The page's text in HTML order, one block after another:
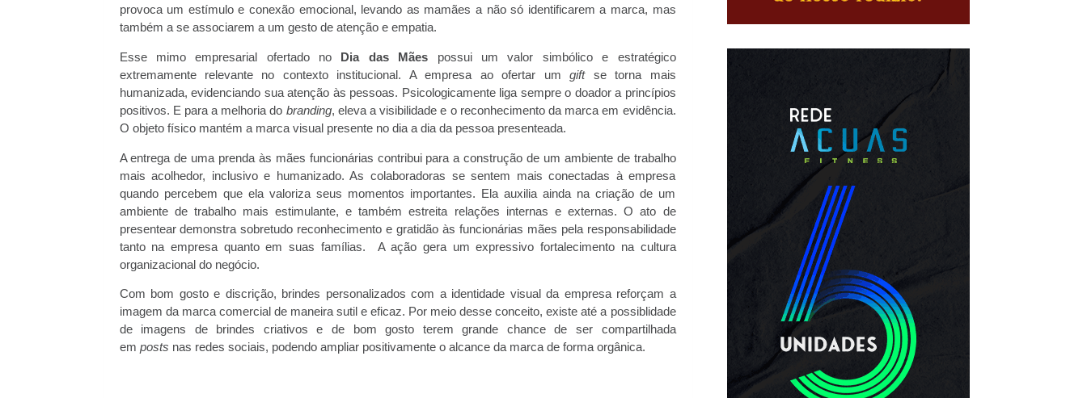
provoca um estímulo e conexão emocional, levando as mamães a não só identificarem a marca, mas
também a se associarem a um gesto de atenção e empatia.
Esse mimo empresarial ofertado no Dia das Mães possui um valor simbólico e estratégico
extremamente relevante no contexto institucional. A empresa ao ofertar umgift se torna mais
humanizada, evidenciando sua atenção às pessoas. Psicologicamente liga sempre o doador a princípios
positivos. E para a melhoria do branding, eleva a visibilidade e o reconhecimento da marca em evidência.
O objeto físico mantém a marca visual presente no dia a dia da pessoa presenteada.
A entrega de uma prenda às mães funcionárias contribui para a construção de um ambiente de trabalho
mais acolhedor, inclusivo e humanizado. As colaboradoras se sentem mais conectadas à empresa
quando percebem que ela valoriza seus momentos importantes. Ela auxilia ainda na criação de um
ambiente de trabalho mais estimulante, e também estreita relações internas e externas. O ato de
presentear demonstra sobretudo reconhecimento e gratidão às funcionárias mães pela responsabilidade
tanto na empresa quanto em suas famílias. A ação gera um expressivo fortalecimento na cultura
organizacional do negócio.
Com bom gosto e discrição, brindes personalizados com a identidade visual da empresa reforçam a
imagem da marca comercial de maneira sutil e eficaz. Por meio desse conceito, existe até a possiblidade
de imagens de brindes criativos e de bom gosto terem grande chance de ser compartilhada
em posts nas redes sociais, podendo ampliar positivamente o alcance da marca de forma orgânica.